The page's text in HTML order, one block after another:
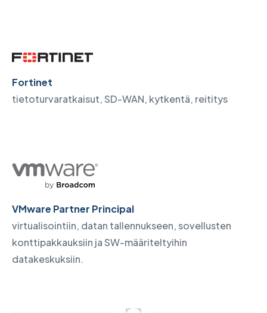
Fortinet
tietoturvaratkaisut, SD-WAN, kytkentä, reititys
VMware Partner Principal
virtualisointiin, datan tallennukseen, sovellusten
konttipakkauksiin ja SW-määriteltyihin
datakeskuksiin.